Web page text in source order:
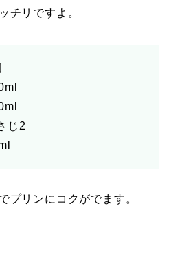
チリですよ。
じ2
プリンにコクがでます。